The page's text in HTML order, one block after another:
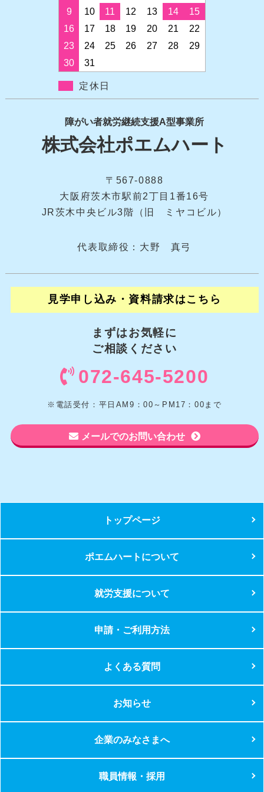
9
10 11 12 13 14
15
16
17 18 19 20 21
22
23
24 25 26 27 28
29
30
31
定休日
障がい者就労継続支援A型事業所
株式会社ポエムハート
〒567-0888
大阪府茨木市駅前2丁目1番16号
JR茨木中央ビル3階（旧 ミヤコビル）
代表取締役：大野 真弓
見学申し込み・資料請求はこちら
まずはお気軽に
ご相談ください
072-645-5200
※電話受付：平日AM9：00～PM17：00まで
メールでのお問い合わせ
トップページ
ポエムハートについて
就労支援について
申請・ご利用方法
よくある質問
お知らせ
企業のみなさまへ
職員情報・採用